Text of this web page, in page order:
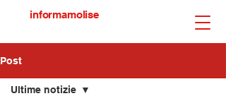
informamolise
Post
Ultime notizie